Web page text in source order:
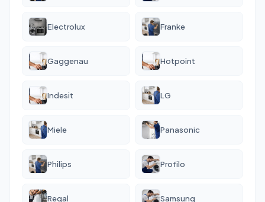
Electrolux Franke
Gaggenau Hotpoint
Indesit LG
Miele Panasonic
Philips Profilo
Regal Samsung